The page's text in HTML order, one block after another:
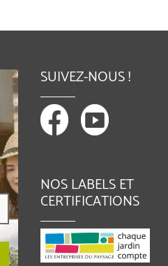
SUIVEZ-NOUS !
NOS LABELS ET
CERTIFICATIONS